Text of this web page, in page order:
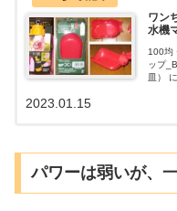
ワン
水機
100均
ップ
皿）
と思
2023.01.15
パワーは弱いが、